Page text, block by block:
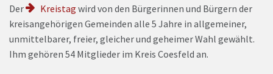
Der Kreistag wird von den Bürgerinnen und Bürgern der
kreisangehörigen Gemeinden alle 5 Jahre in allgemeiner,
unmittelbarer, freier, gleicher und geheimer Wahl gewählt.
Ihm gehören 54 Mitglieder im Kreis Coesfeld an.